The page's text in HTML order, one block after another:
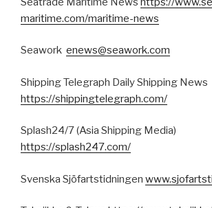
maritime.com/maritime-news
Seawork enews@seawork.com
Shipping Telegraph Daily Shipping News
https://shippingtelegraph.com/
Splash24/7 (Asia Shipping Media)
https://splash247.com/
Svenska Sjöfartstidningen